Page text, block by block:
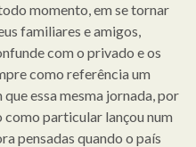
momento, em se tornar
familiares e amigos,
com o privado e os
como referência um
essa mesma jornada, por
particular lançou num
pensadas quando o país